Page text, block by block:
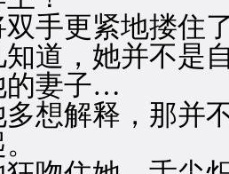
更紧地搂住
，她并不是自
的妻子…
解释，那并不